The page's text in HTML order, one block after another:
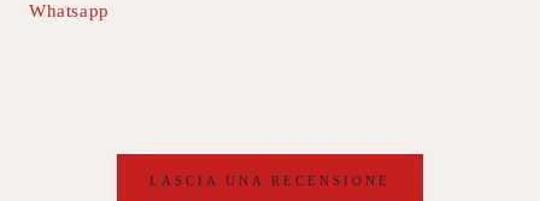
Whatsapp
LASCIA UNA RECENSIONE